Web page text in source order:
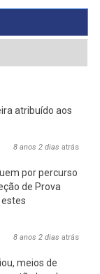
atribuído aos
8 anos 2 dias atrás
por percurso
de Prova
8 anos 2 dias atrás
meios de